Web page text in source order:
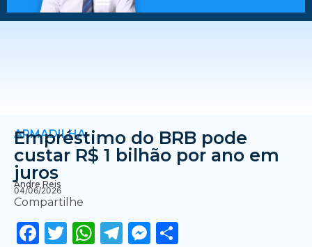
ARMADILHA
Empréstimo do BRB pode
custar R$ 1 bilhão por ano em
juros
Andre Reis
04/06/2026
Compartilhe
Facebook
Twitter
WhatsApp
Telegram
Messenger